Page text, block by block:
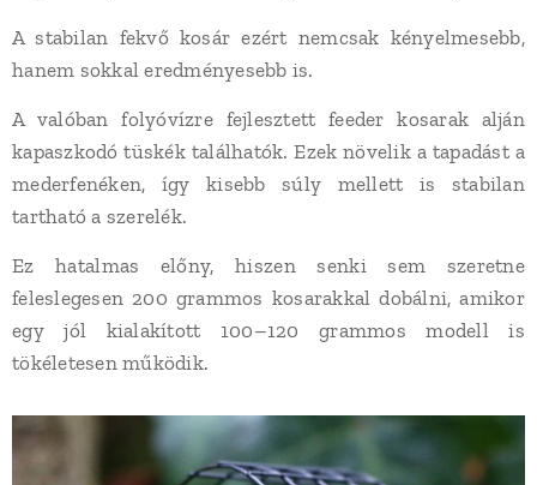
A stabilan fekvő kosár ezért nemcsak kényelmesebb,
hanem sokkal eredményesebb is.
A valóban folyóvízre fejlesztett feeder kosarak alján
kapaszkodó tüskék találhatók. Ezek növelik a tapadást a
mederfenéken, így kisebb súly mellett is stabilan
tartható a szerelék.
Ez hatalmas előny, hiszen senki sem szeretne
feleslegesen 200 grammos kosarakkal dobálni, amikor
egy jól kialakított 100–120 grammos modell is
tökéletesen működik.